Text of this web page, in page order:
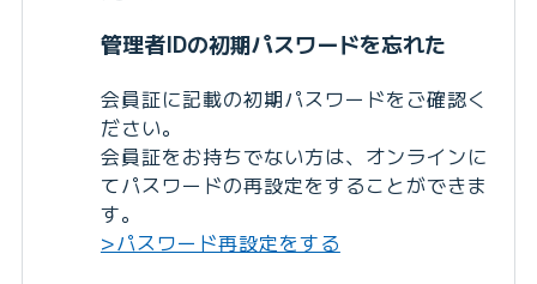
管理者IDの初期パスワードを忘れた
会員証に記載の初期パスワードをご確認く
ださい。
会員証をお持ちでない方は、オンラインに
てパスワードの再設定をすることができま
す。
>パスワード再設定をする